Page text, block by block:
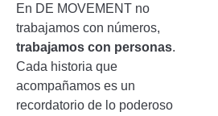
En DE MOVEMENT no
trabajamos con números,
trabajamos con personas.
Cada historia que
acompañamos es un
recordatorio de lo poderoso